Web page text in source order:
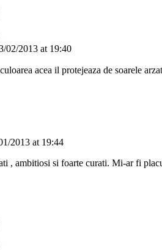
02/2013 at 19:40
acea il protejeaza de soarele
2013 at 19:44
, ambitiosi si foarte curati. Mi-ar fi